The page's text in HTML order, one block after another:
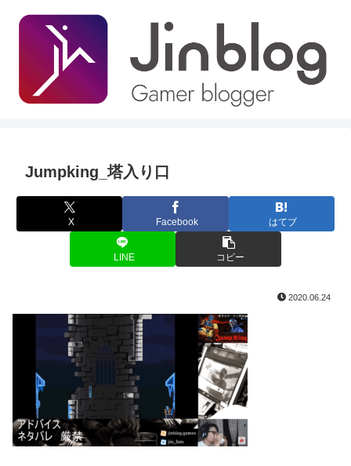
Jumpking_塔入り口
X Facebook はてブ
LINE コピー
2020.06.24